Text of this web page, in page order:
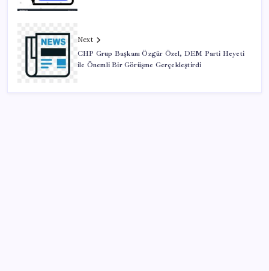
Next
CHP Grup Başkanı Özgür Özel, DEM Parti Heyeti
ile Önemli Bir Görüşme Gerçekleştirdi